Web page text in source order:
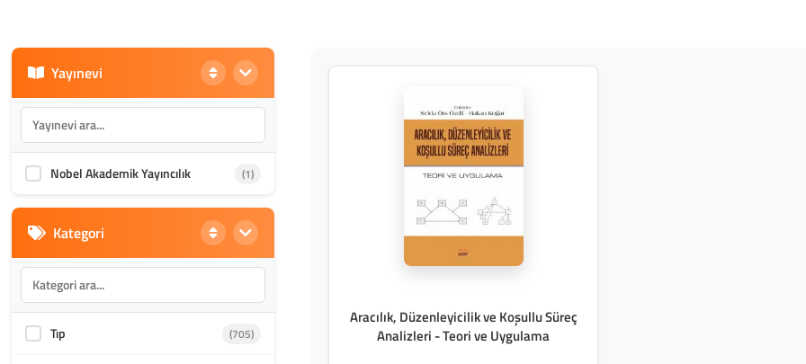
Yayınevi
Nobel Akademik Yayıncılık (1)
Kategori
Tıp (705)
Aracılık, Düzenleyicilik ve Koşullu Süreç
Analizleri - Teori ve Uygulama